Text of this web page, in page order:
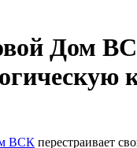
Дом
ВСК перестраивает